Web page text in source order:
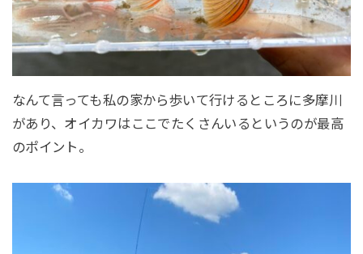
なんて言っても私の家から歩いて行けるところに多摩川
があり、オイカワはここでたくさんいるというのが最高
のポイント。